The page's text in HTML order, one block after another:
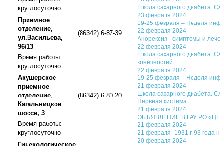
круглосуточно
Приемное
отделение,
ул.Васильева,
96/13
(86342) 6-87-39
Время работы:
круглосуточно
Акушерское
приемное
отделение,
Кагальницкое
шоссе, 3
(86342) 6-80-20
Время работы:
круглосуточно
Гинекологическое
Школа сахарного
23 февраля 2024
19-25 февраля – Неделя
22 февраля 2024
Анорексия - симптомы и
22 февраля 2024
Школа сахарного
конечностей.
22 февраля 2024
19-25 февраля – Неделя
21 февраля 2024
Школа сахарного
Нервная система
21 февраля 2024
ОБЪЯВЛЕНИЕ В ГАУ РО
21 февраля 2024
21 февраля -1931 г. 93 года
20 февраля 2024